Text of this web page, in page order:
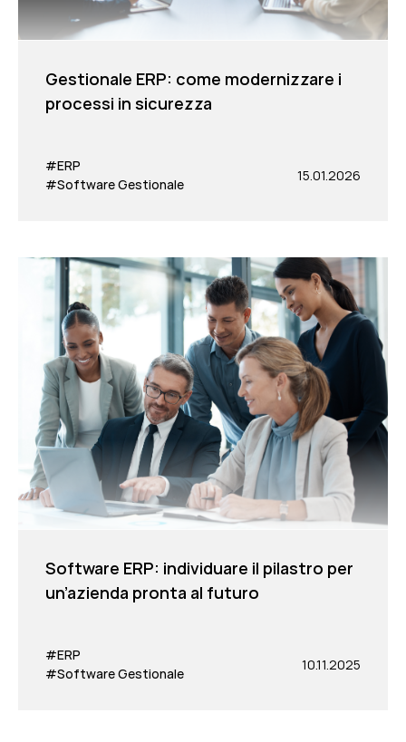
Gestionale ERP: come modernizzare i
processi in sicurezza
#ERP
#Software Gestionale
15.01.2026
Software ERP: individuare il pilastro per
un’azienda pronta al futuro
#ERP
#Software Gestionale
10.11.2025